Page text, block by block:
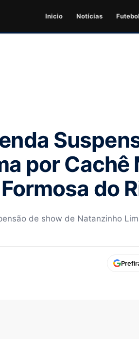
Inicio Notícias Futebol
por Cachê
do
de show de Natanzinho